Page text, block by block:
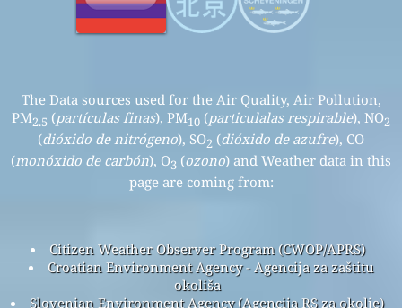
The Data sources used for the Air Quality, Air Pollution,
PM2.5 (partículas finas), PM10 (particulalas respirable), NO2
(dióxido de nitrógeno), SO2 (dióxido de azufre), CO
(monóxido de carbón), O3 (ozono) and Weather data in this
page are coming from:
Citizen Weather Observer Program (CWOP/APRS)
Croatian Environment Agency - Agencija za zaštitu
okoliša
Slovenian Environment Agency (Agencija RS za okolje)